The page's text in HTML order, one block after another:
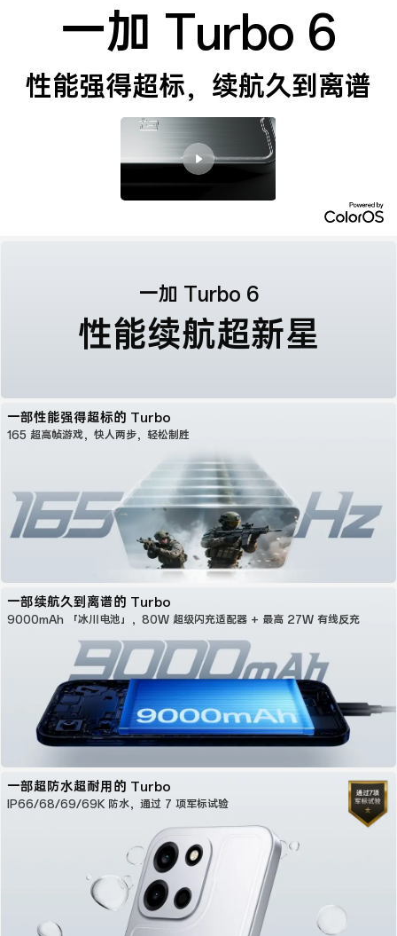
一加 Turbo 6
性能强得超标，续航久到离谱
一加 Turbo 6
性能续航超新星
一部性能强得超标的 Turbo
165 超高帧游戏，快人两步，轻松制胜
一部续航久到离谱的 Turbo
9000mAh 「冰川电池」，80W 超级闪充适配器 + 最高 27W 有线反充
一部超防水超耐用的 Turbo
IP66/68/69/69K 防水，通过 7 项军标试验